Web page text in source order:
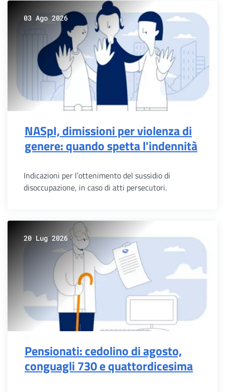
03 Ago 2026
NASpI, dimissioni per violenza di
genere: quando spetta l'indennità
Indicazioni per l’ottenimento del sussidio di
disoccupazione, in caso di atti persecutori.
20 Lug 2026
Pensionati: cedolino di agosto,
conguagli 730 e quattordicesima